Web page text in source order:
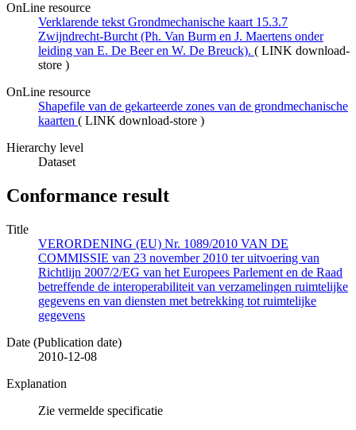
OnLine resource
Verklarende tekst Grondmechanische kaart 15.3.7
Zwijndrecht-Burcht (Ph. Van Burm en J. Maertens onder
leiding van E. De Beer en W. De Breuck). ( LINK download-
store )
OnLine resource
Shapefile van de gekarteerde zones van de grondmechanische
kaarten ( LINK download-store )
Hierarchy level
Dataset
Conformance result
Title
VERORDENING (EU) Nr. 1089/2010 VAN DE
COMMISSIE van 23 november 2010 ter uitvoering van
Richtlijn 2007/2/EG van het Europees Parlement en de Raad
betreffende de interoperabiliteit van verzamelingen ruimtelijke
gegevens en van diensten met betrekking tot ruimtelijke
gegevens
Date (Publication date)
2010-12-08
Explanation
Zie vermelde specificatie